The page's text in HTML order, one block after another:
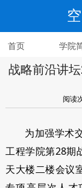
首页 学院
人才培养
战略前沿讲
阅读